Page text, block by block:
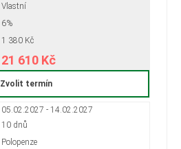
Vlastní
6%
1 380 Kč
21 610 Kč
Zvolit termín
05.02.2027 - 14.02.2027
10 dnů
Polopenze